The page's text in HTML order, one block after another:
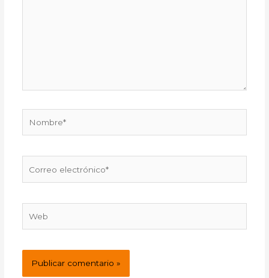
electrónico*